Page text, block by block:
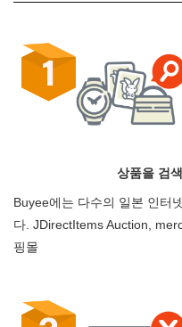
상품을 검
Buyee에는 다수의 일본 인터
다. JDirectItems Auction,
핑몰